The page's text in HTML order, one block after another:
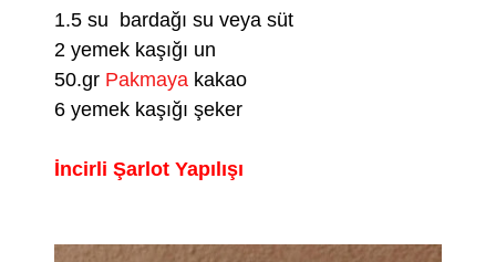
1.5 su bardağı su veya süt
2 yemek kaşığı un
50.gr Pakmaya kakao
6 yemek kaşığı şeker
İncirli Şarlot Yapılışı